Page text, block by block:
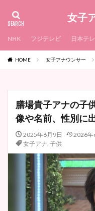
女子
NHK フジテレビ 日本テ
HOME 女子アナウンサー
膳場貴子アナの子
像や名前、性別に
2025年6月9日 2026年
女子アナ, 子供